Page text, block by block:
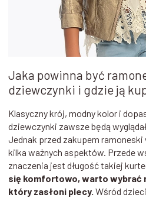
Jaka powinna być
dziewczynki i gdzie ją
Klasyczny krój, modny kolor i
dziewczynki zawsze będą
Jednak przed zakupem
kilka ważnych aspektów. Przede
znaczenia jest długość takiej
się komfortowo, warto wybrać
który zasłoni plecy. Wśród